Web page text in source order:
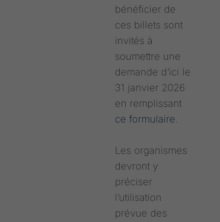
bénéficier de
ces billets sont
invités à
soumettre une
demande d’ici le
31 janvier 2026
en remplissant
ce formulaire
Les organismes
devront y
préciser
l’utilisation
prévue des